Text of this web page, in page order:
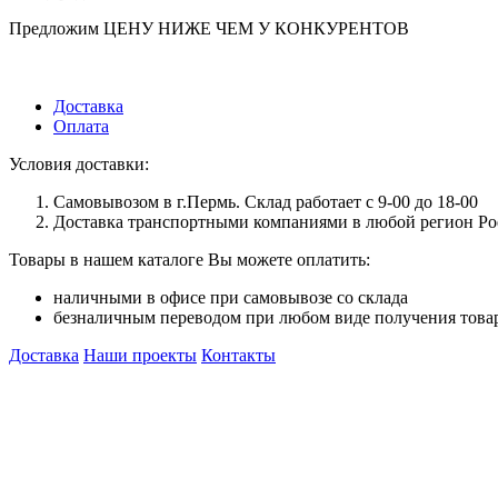
Предложим ЦЕНУ НИЖЕ ЧЕМ У КОНКУРЕНТОВ
Доставка
Оплата
Условия доставки:
Самовывозом в г.Пермь. Склад работает с 9-00 до 18-00
Доставка транспортными компаниями в любой регион
Товары в нашем каталоге Вы можете оплатить:
наличными в офисе при самовывозе со склада
безналичным переводом при любом виде получения
Доставка Наши проекты Контакты